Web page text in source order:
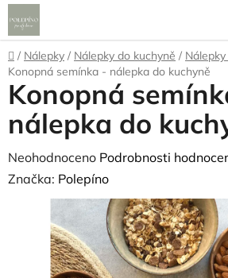
Přejít
na
obsah
Domů
/ Nálepky / Nálepky do kuchyně /
Konopná semínka - nálepka do kuchyně
Konopná
nálepka do
Průměrné
hodnocení
produktu
Neohodnoceno Podrobnosti
Značka: Polepíno